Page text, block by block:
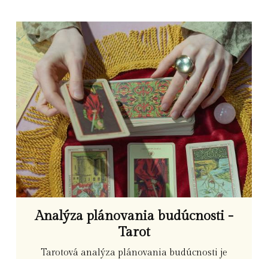
Analýza plánovania budúcnosti -
Tarot
Tarotová analýza plánovania budúcnosti je